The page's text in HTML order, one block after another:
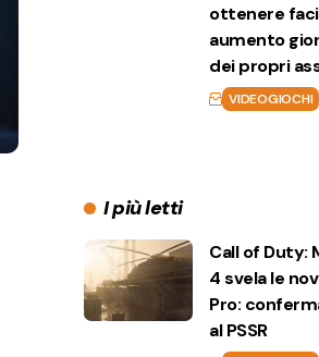
ottenere
aumento
dei propri
VIDEOGIOCHI
I più letti
Call of Duty:
4 svela le
Pro:
al PSSR